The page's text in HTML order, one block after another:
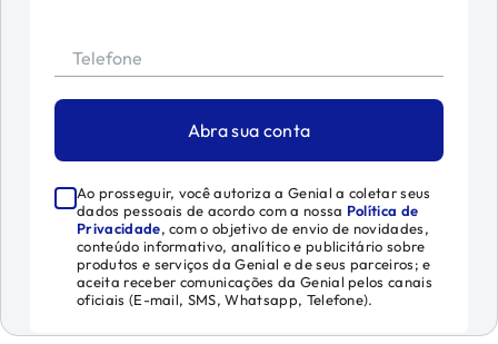
Telefone
Abra sua conta
Ao prosseguir, você autoriza a Genial a coletar seus
dados pessoais de acordo com a nossa Política de
Privacidade, com o objetivo de envio de novidades,
conteúdo informativo, analítico e publicitário sobre
produtos e serviços da Genial e de seus parceiros; e
aceita receber comunicações da Genial pelos canais
oficiais (E-mail, SMS, Whatsapp, Telefone).